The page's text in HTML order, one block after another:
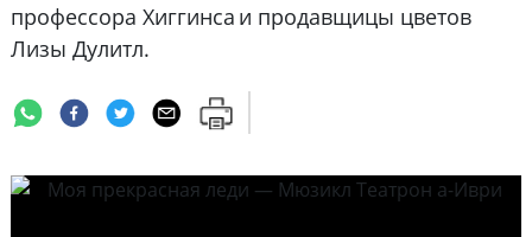
профессора Хиггинса и продавщицы цветов
Лизы Дулитл.